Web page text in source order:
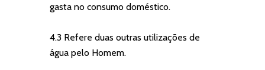
gasta no consumo doméstico.
4.3 Refere duas outras utilizações de
água pelo Homem.